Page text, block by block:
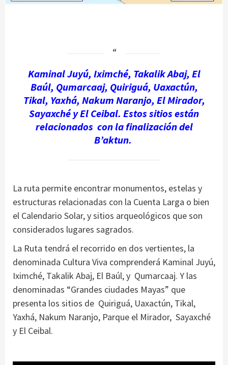
Kaminal Juyú, Iximché, Takalik Abaj, El
Baúl, Qumarcaaj, Quiriguá, Uaxactún,
Tikal, Yaxhá, Nakum Naranjo, El Mirador,
Sayaxché y El Ceibal. Estos sitios están
relacionados con la finalización del
B’aktun.
La ruta permite encontrar monumentos, estelas y
estructuras relacionadas con la Cuenta Larga o bien
el Calendario Solar, y sitios arqueológicos que son
considerados lugares sagrados.
La Ruta tendrá el recorrido en dos vertientes, la
denominada Cultura Viva comprenderá Kaminal Juyú,
Iximché, Takalik Abaj, El Baúl, y Qumarcaaj. Y las
denominadas “Grandes ciudades Mayas” que
presenta los sitios de Quiriguá, Uaxactún, Tikal,
Yaxhá, Nakum Naranjo, Parque el Mirador, Sayaxché
y El Ceibal.